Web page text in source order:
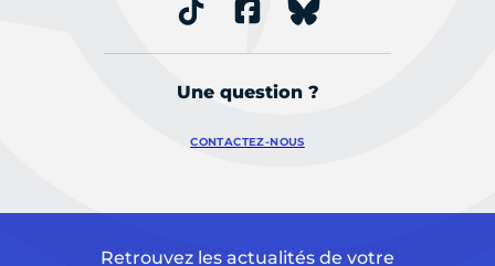
Une question ?
CONTACTEZ-NOUS
Retrouvez les actualités de votre